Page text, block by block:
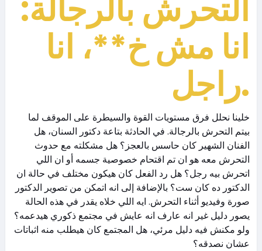
التحرش بالرجالة:
انا مش خ**، انا
راجل.
خلينا نحلل فرق مستويات القوة والسيطرة على الموقف لما
بيتم التحرش بالرجالة. في الحادثة بتاعة دكتور السنان، هل
الفنان الشهير كان حاسس بالعجز؟ هل مشكلته مع حدوث
التحرش معه هو ان تم اقتحام خصوصية جسمه أو ان اللي
اتحرش بيه رجل؟ هل رد الفعل كان هيكون مختلف في حالة ان
الدكتور ده كان ست؟ بالإضافة إلى انه اتمكن من تصوير الدكتور
صورة وفيديو أثناء التحرش. ايه اللي خلاه يقدر في هذه الحالة
يصور دليل غير انه عارف انه عايش في مجتمع ذكوري هيدعمه؟
ولو مكنش فيه دليل مرئي، هل المجتمع كان هيطلب منه اثباتات
عشان نصدقه؟